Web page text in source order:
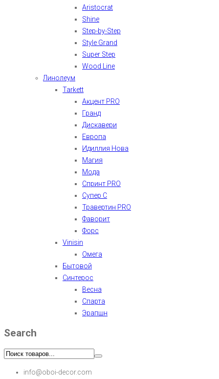
Aristocrat
Shine
Step-by-Step
Style Grand
Super Step
Wood Line
Линолеум
Tarkett
Акцент PRO
Гранд
Дискавери
Европа
Идиллия Нова
Магия
Мода
Спринт PRO
Супер С
Травертин PRO
Фаворит
Форс
Vinisin
Омега
Бытовой
Синтерос
Весна
Спарта
Эрапшн
Search
info@oboi-decor.com